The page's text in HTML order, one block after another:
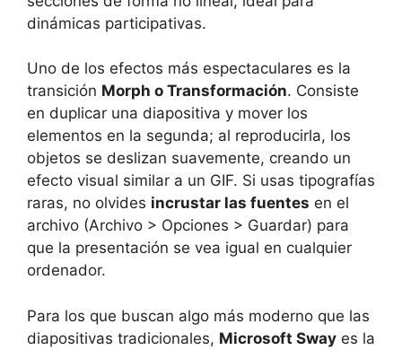
dinámicas participativas.
Uno de los efectos más espectaculares es la
transición Morph o Transformación. Consiste
en duplicar una diapositiva y mover los
elementos en la segunda; al reproducirla, los
objetos se deslizan suavemente, creando un
efecto visual similar a un GIF. Si usas tipografías
raras, no olvides incrustar las fuentes en el
archivo (Archivo > Opciones > Guardar) para
que la presentación se vea igual en cualquier
ordenador.
Para los que buscan algo más moderno que las
diapositivas tradicionales, Microsoft Sway es la